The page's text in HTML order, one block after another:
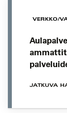
VERKKO/
JATKUVA